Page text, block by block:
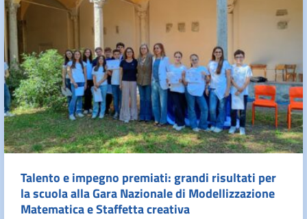
Talento e impegno premiati: grandi risultati per
la scuola alla Gara Nazionale di Modellizzazione
Matematica e Staffetta creativa